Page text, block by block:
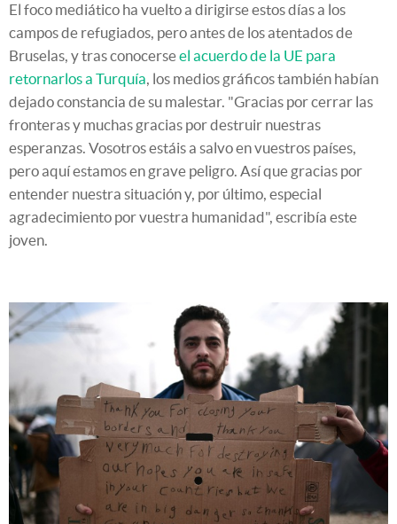
El foco mediático ha vuelto a dirigirse estos días a los
campos de refugiados, pero antes de los atentados de
Bruselas, y tras conocerseel acuerdo de la UE para
retornarlos a Turquía, los medios gráficos también habían
dejado constancia de su malestar. "Gracias por cerrar las
fronteras y muchas gracias por destruir nuestras
esperanzas. Vosotros estáis a salvo en vuestros países,
pero aquí estamos en grave peligro. Así que gracias por
entender nuestra situación y, por último, especial
agradecimiento por vuestra humanidad", escribía este
joven.